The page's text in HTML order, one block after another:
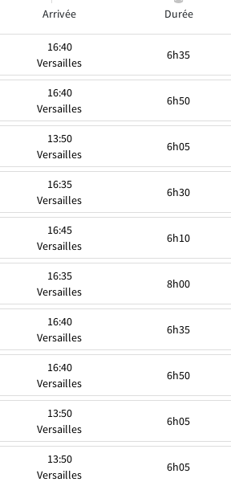
Arrivée Durée
16:40
Versailles
6h35
16:40
Versailles
6h50
13:50
Versailles
6h05
16:35
Versailles
6h30
16:45
Versailles
6h10
16:35
Versailles
8h00
16:40
Versailles
6h35
16:40
Versailles
6h50
13:50
Versailles
6h05
13:50
Versailles
6h05